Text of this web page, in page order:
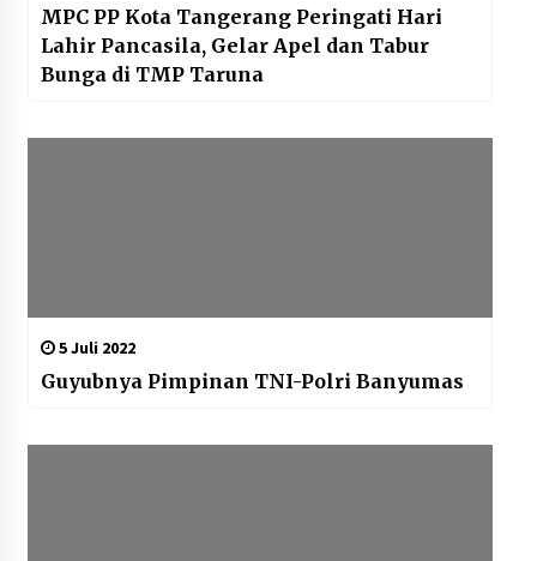
MPC PP Kota Tangerang Peringati Hari
Lahir Pancasila, Gelar Apel dan Tabur
Bunga di TMP Taruna
5 Juli 2022
Guyubnya Pimpinan TNI-Polri Banyumas